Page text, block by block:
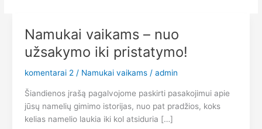
Namukai vaikams – nuo
užsakymo iki pristatymo!
komentarai 2 / Namukai vaikams/ admin
Šiandienos įrašą pagalvojome paskirti pasakojimui apie
jūsų namelių gimimo istorijas, nuo pat pradžios, koks
kelias namelio laukia iki kol atsiduria […]